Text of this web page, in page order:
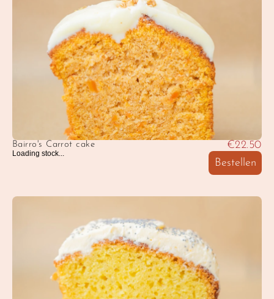
Bairro's Carrot cake
Loading stock...
€22.50
Bestellen